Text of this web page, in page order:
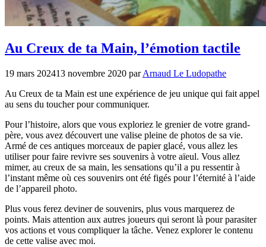
Au Creux de ta Main, l’émotion tactile
19 mars 202413 novembre 2020 parArnaud Le Ludopathe
Au Creux de ta Main est une expérience de jeu unique qui fait appel
au sens du toucher pour communiquer.
Pour l’histoire, alors que vous exploriez le grenier de votre grand-
père, vous avez découvert une valise pleine de photos de sa vie.
Armé de ces antiques morceaux de papier glacé, vous allez les
utiliser pour faire revivre ses souvenirs à votre aïeul. Vous allez
mimer, au creux de sa main, les sensations qu’il a pu ressentir à
l’instant même où ces souvenirs ont été figés pour l’éternité à l’aide
de l’appareil photo.
Plus vous ferez deviner de souvenirs, plus vous marquerez de
points. Mais attention aux autres joueurs qui seront là pour parasiter
vos actions et vous compliquer la tâche. Venez explorer le contenu
de cette valise avec moi.